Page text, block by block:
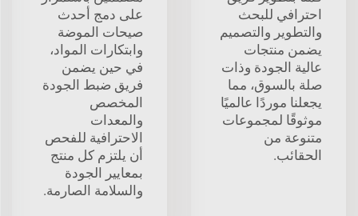
احترافي للبحث
والتطوير والتصميم
يضمن منتجات
عالية الجودة وذات
صلة بالسوق، مما
يجعلنا موردًا عالميًا
موثوقًا لمجموعات
متنوعة من
الحقائب.
على دمج أحدث
صيحات الموضة
وابتكارات المواد،
في حين يضمن
فريق ضبط الجودة
المخصص
والمعدات
الاحترافية للفحص
أن يلتزم كل منتج
بمعايير الجودة
والسلامة الصارمة.